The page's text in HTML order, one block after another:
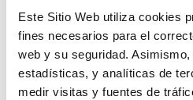
Este Sitio Web utiliza cookies
fines necesarios para el
web y su seguridad.
estadísticas, y analíticas de
medir visitas y fuentes de
De conformidad con el RGPD y la
PRIVACIDAD DE DATOS, S.L. tratará
finalidad de contestar a las dudas y/
del presente formulario y facilitar la
ejercer, si lo desea, los derechos de